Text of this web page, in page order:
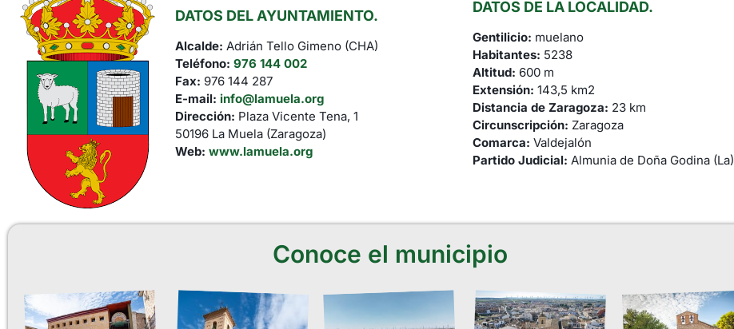
DATOS DEL AYUNTAMIENTO.
Alcalde: Adrián Tello Gimeno (CHA)
Teléfono: 976 144 002
Fax: 976 144 287
E-mail: info@lamuela.org
Dirección: Plaza Vicente Tena, 1
50196 La Muela (Zaragoza)
Web: www.lamuela.org
DATOS DE LA LOCALIDAD.
Gentilicio: muelano
Habitantes: 5238
Altitud: 600 m
Extensión: 143,5 km2
Distancia de Zaragoza: 23 km
Circunscripción: Zaragoza
Comarca: Valdejalón
Partido Judicial: Almunia de Doña Godina (La)
Conoce el municipio